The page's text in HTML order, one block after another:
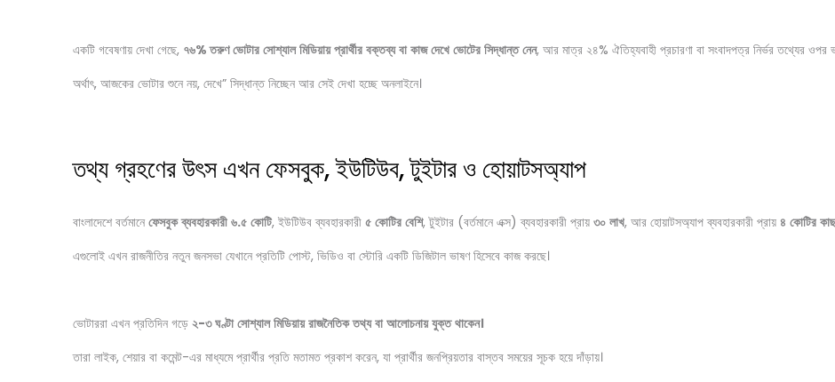
একটি গবেষণায় দেখা গেছে, ৭৬%তরুণ ভোটার সোশ্যাল মিডিয়ায় প্রার্থীর বক্তব্য বা কাজ দেখে ভোটের সিদ্ধান্ত নেন, আর মাত্র ২৪% ঐতিহ্যবাহী প্রচারণা বা সংবাদপত্র নির্ভর তথ্যের ওপর
অর্থাৎ, আজকের ভোটার শুনে নয়, দেখে” সিদ্ধান্ত নিচ্ছেন আর সেই দেখা হচ্ছে অনলাইনে।
তথ্য গ্রহণের উৎস এখন ফেসবুক, ইউটিউব, টুইটার ও হোয়াটসঅ্যাপ
বাংলাদেশে বর্তমানে ফেসবুক ব্যবহারকারী ৬.৫ কোটি, ইউটিউব ব্যবহারকারী ৫ কোটির বেশি, টুইটার (বর্তমানে এক্স) ব্যবহারকারী প্রায় ৩০ লাখ, আর হোয়াটসঅ্যাপ ব্যবহারকারী প্রায় ৪ কোটির
এগুলোই এখন রাজনীতির নতুন জনসভা যেখানে প্রতিটি পোস্ট, ভিডিও বা স্টোরি একটি ডিজিটাল ভাষণ হিসেবে কাজ করছে।
ভোটাররা এখন প্রতিদিন গড়ে ২-৩ ঘণ্টা সোশ্যাল মিডিয়ায় রাজনৈতিক তথ্য বা আলোচনায় যুক্ত থাকেন।
তারা লাইক, শেয়ার বা কমেন্ট-এর মাধ্যমে প্রার্থীর প্রতি মতামত প্রকাশ করেন, যা প্রার্থীর জনপ্রিয়তার বাস্তব সময়ের সূচক হয়ে দাঁড়ায়।